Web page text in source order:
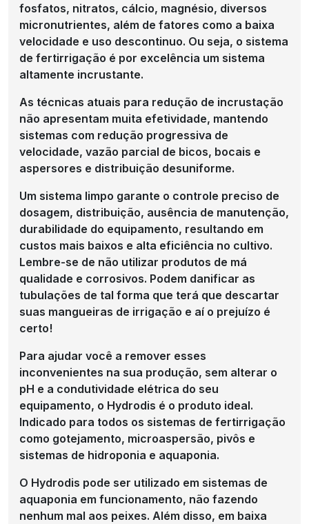
fosfatos, nitratos, cálcio, magnésio, diversos
micronutrientes, além de fatores como a baixa
velocidade e uso descontinuo. Ou seja, o sistema
de fertirrigação é por excelência um sistema
altamente incrustante.
As técnicas atuais para redução de incrustação
não apresentam muita efetividade, mantendo
sistemas com redução progressiva de
velocidade, vazão parcial de bicos, bocais e
aspersores e distribuição desuniforme.
Um sistema limpo garante o controle preciso de
dosagem, distribuição, ausência de manutenção,
durabilidade do equipamento, resultando em
custos mais baixos e alta eficiência no cultivo.
Lembre-se de não utilizar produtos de má
qualidade e corrosivos. Podem danificar as
tubulações de tal forma que terá que descartar
suas mangueiras de irrigação e aí o prejuízo é
certo!
Para ajudar você a remover esses
inconvenientes na sua produção, sem alterar o
pH e a condutividade elétrica do seu
equipamento, o Hydrodis é o produto ideal.
Indicado para todos os sistemas de fertirrigação
como gotejamento, microaspersão, pivôs e
sistemas de hidroponia e aquaponia.
O Hydrodis pode ser utilizado em sistemas de
aquaponia em funcionamento, não fazendo
nenhum mal aos peixes. Além disso, em baixa